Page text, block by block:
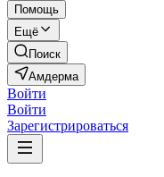
Помощь
Ещё
Поиск
Амдерма
Войти
Войти
Зарегистрироваться